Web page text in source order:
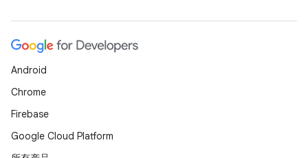
Android
Chrome
Firebase
Google Cloud Platform